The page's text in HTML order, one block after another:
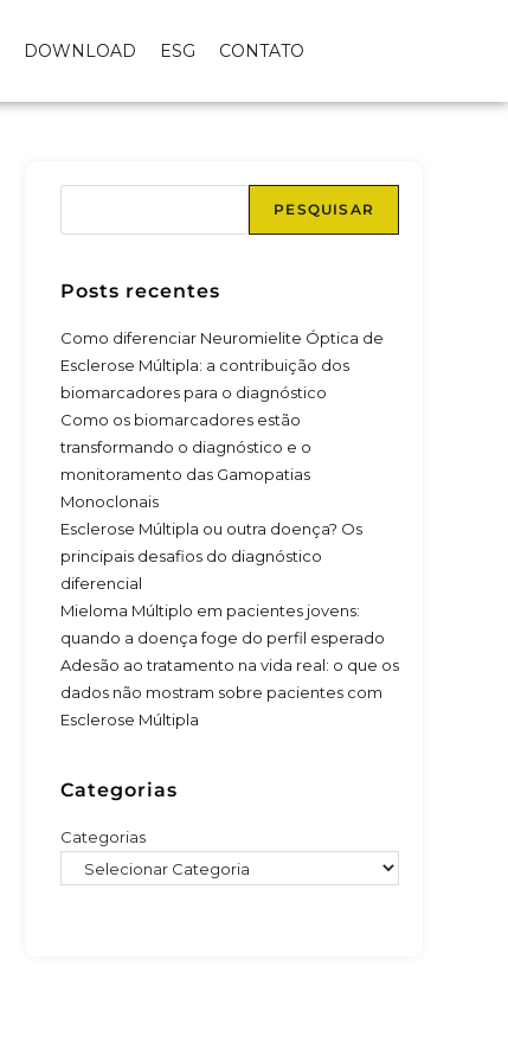
DOWNLOAD ESG CONTATO
PESQUISAR
Posts recentes
Como diferenciar Neuromielite Óptica de
Esclerose Múltipla: a contribuição dos
biomarcadores para o diagnóstico
Como os biomarcadores estão
transformando o diagnóstico e o
monitoramento das Gamopatias
Monoclonais
Esclerose Múltipla ou outra doença? Os
principais desafios do diagnóstico
diferencial
Mieloma Múltiplo em pacientes jovens:
quando a doença foge do perfil esperado
Adesão ao tratamento na vida real: o que os
dados não mostram sobre pacientes com
Esclerose Múltipla
Categorias
Categorias